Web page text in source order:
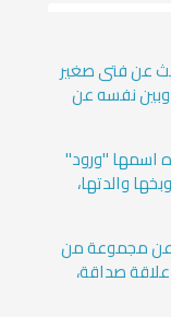
عن فتى صغير
وبين نفسه عن
اسمها "ورود"
والدتها،
عن مجموعة من
علاقة صداقة،